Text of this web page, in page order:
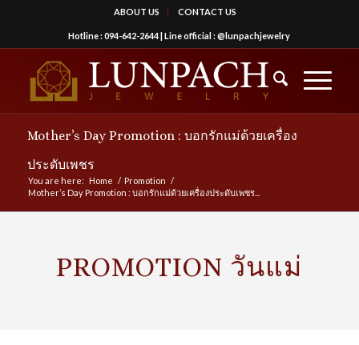
ABOUT US CONTACT US
Hotline :094-642-2644| Line official :@lunpachjewelry
Mother’s Day Promotion : บอกรักแม่ด้วยเครื่อง
ประดับเพชร
You are here: Home / Promotion /
Mother’s Day Promotion : บอกรักแม่ด้วยเครื่องประดับเพชร...
PROMOTION วันแม่